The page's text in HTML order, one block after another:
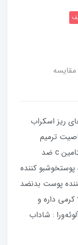
مقایسه
ریز اسکراب
ترمیم
کنندگی داره شفاف کننده پوستدارای ویتامین c ضد
پوستخوشبو کننده
پوست بدنضد
کرمی داره و
هست حجم ۶۵۰ رز و آلوئه‌ورا : شاداب